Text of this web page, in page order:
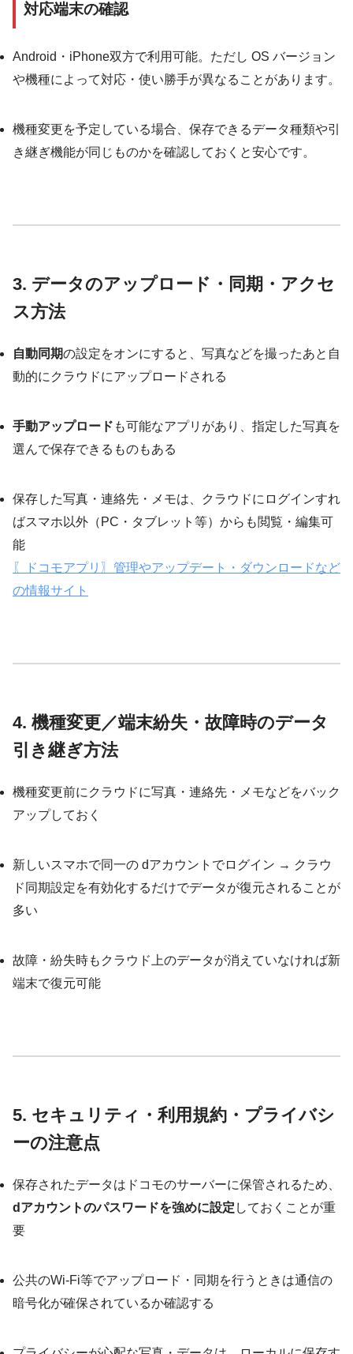
対応端末の確認
Android・iPhone双方で利用可能。ただし OS バージョン
や機種によって対応・使い勝手が異なることがあります。
機種変更を予定している場合、保存できるデータ種類や引
き継ぎ機能が同じものかを確認しておくと安心です。
3. データのアップロード・同期・アクセ
ス方法
自動同期の設定をオンにすると、写真などを撮ったあと自
動的にクラウドにアップロードされる
手動アップロード も可能なアプリがあり、指定した写真を
選んで保存できるものもある
保存した写真・連絡先・メモは、クラウドにログインすれ
ばスマホ以外（PC・タブレット等）からも閲覧・編集可
能
〖ドコモアプリ〗管理やアップデート・ダウンロードなど
の情報サイト
4. 機種変更／端末紛失・故障時のデータ
引き継ぎ方法
機種変更前にクラウドに写真・連絡先・メモなどをバック
アップしておく
新しいスマホで同一の dアカウントでログイン → クラウ
ド同期設定を有効化するだけでデータが復元されることが
多い
故障・紛失時もクラウド上のデータが消えていなければ新
端末で復元可能
5. セキュリティ・利用規約・プライバシ
ーの注意点
保存されたデータはドコモのサーバーに保管されるため、
dアカウントのパスワードを強めに設定 しておくことが重
要
公共のWi-Fi等でアップロード・同期を行うときは通信の
暗号化が確保されているか確認する